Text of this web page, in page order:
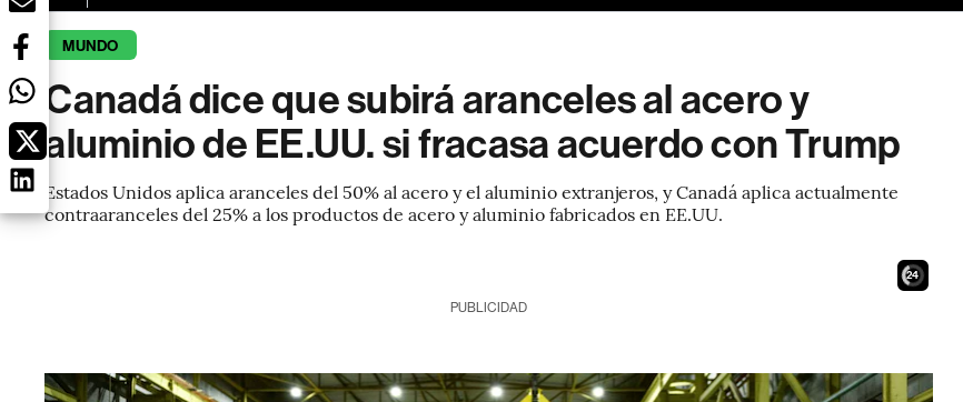
MUNDO
Canadá dice que subirá aranceles al acero y
aluminio de EE.UU. si fracasa acuerdo con Trump
Estados Unidos aplica aranceles del 50% al acero y el aluminio extranjeros, y Canadá aplica actualmente
contraaranceles del 25% a los productos de acero y aluminio fabricados en EE.UU.
23
PUBLICIDAD